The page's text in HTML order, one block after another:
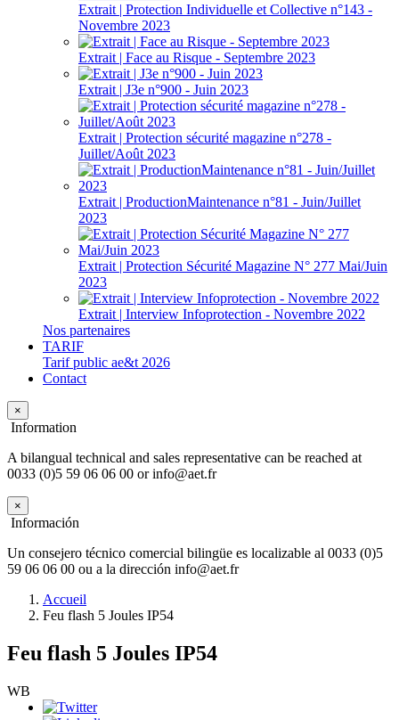
Extrait | Protection Individuelle et Collective n°143 -
Novembre 2023
Extrait | Face au Risque - Septembre 2023
Extrait | J3e n°900 - Juin 2023
Extrait | Protection sécurité magazine n°278 -
Juillet/Août 2023
Extrait | ProductionMaintenance n°81 - Juin/Juillet
2023
Extrait | Protection Sécurité Magazine N° 277 Mai/Juin
2023
Extrait | Interview Infoprotection - Novembre 2022
Nos partenaires
TARIF
Tarif public ae&t 2026
Contact
×
Information
A bilangual technical and sales representative can be reached at
0033 (0)5 59 06 06 00 or info@aet.fr
×
Información
Un consejero técnico comercial bilingüe es localizable al 0033 (0)5
59 06 06 00 ou a la dirección info@aet.fr
Accueil
Feu flash 5 Joules IP54
Feu flash 5 Joules IP54
WB